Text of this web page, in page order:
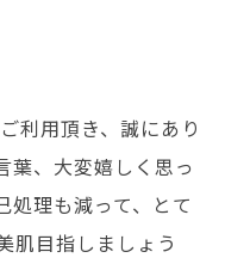
利用頂き、誠にあり
、大変嬉しく思っ
理も減って、とて
肌目指しましょう